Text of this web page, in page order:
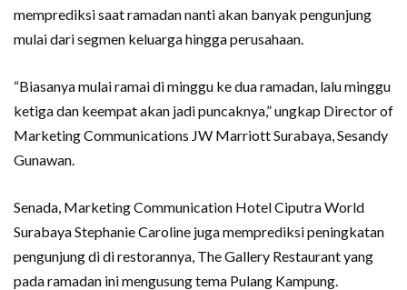
memprediksi saat ramadan nanti akan banyak pengunjung
mulai dari segmen keluarga hingga perusahaan.
“Biasanya mulai ramai di minggu ke dua ramadan, lalu minggu
ketiga dan keempat akan jadi puncaknya,” ungkap Director of
Marketing Communications JW Marriott Surabaya, Sesandy
Gunawan.
Senada, Marketing Communication Hotel Ciputra World
Surabaya Stephanie Caroline juga memprediksi peningkatan
pengunjung di di restorannya, The Gallery Restaurant yang
pada ramadan ini mengusung tema Pulang Kampung.